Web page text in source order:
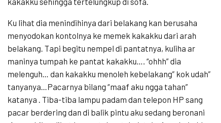
Ku lihat dia menindihinya dari belakang kan berusaha
menyodokan kontolnya ke memek kakakku dari arah
belakang. Tapi begitu nempel di pantatnya, kuliha ar
maninya tumpah ke pantat kakakku…. “ohhh” dia
melenguh… dan kakakku menoleh kebelakang” kok udah”
tanyanya…Pacarnya bilang “maaf aku ngga tahan”
katanya . Tiba-tiba lampu padam dan telepon HP sang
pacar berdering dan di balik pintu aku sedang beronani